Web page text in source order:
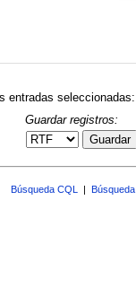
entradas seleccionadas:
Guardar registros:
Guardar
Búsqueda CQL